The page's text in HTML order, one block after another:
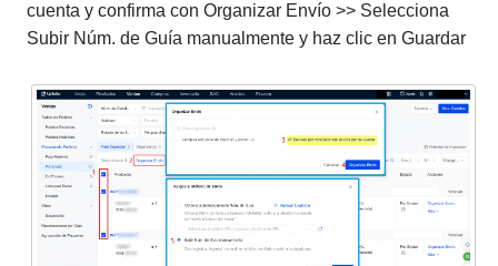
cuenta y confirma con Organizar Envío >> Selecciona
Subir Núm. de Guía manualmente y haz clic en Guardar